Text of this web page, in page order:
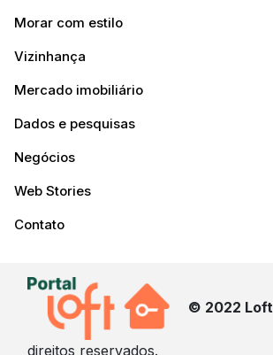
Morar com estilo
Vizinhança
Mercado imobiliário
Dados e pesquisas
Negócios
Web Stories
Contato
© 2022 Loft
direitos reservados.